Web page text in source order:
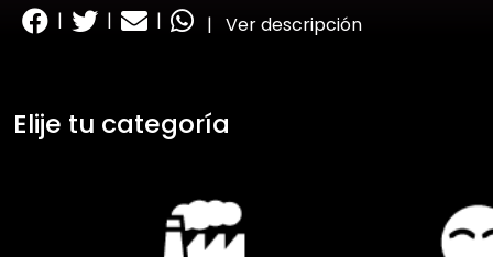
| | | | Ver descripción
Elije tu categoría